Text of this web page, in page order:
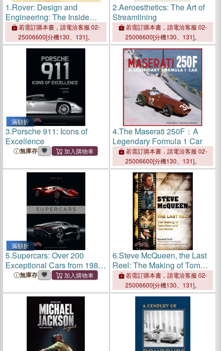
1.Rover: Design and
Engineering: The Inside
Story 1945-1976
若需訂購本書，請電洽客服 02-
25006600[分機130、131]。
2.Aeroesthetics: The Art of
Streamlining
若需訂購本書，請電洽客服 02-
25006600[分機130、131]。
滿額折
3.Porsche 911: Icons of
Excellence
無庫存
4.The Maserati 250F：A
Legendary Formula 1 Car
若需訂購本書，請電洽客服 02-
25006600[分機130、131]。
滿額折
5.Supercars: Over 200
Exceptional Cars from 1980
to 2025
無庫存
6.Steve McQueen, the Last
Reel: The Making of Tom
Horn and the Hunter
若需訂購本書，請電洽客服 02-
25006600[分機130、131]。